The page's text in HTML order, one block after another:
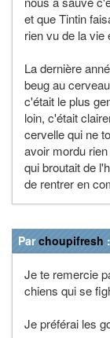
et que Tintin
rien vu de la vie
La dernière
beug au
c'était le plus
loin, c'était
cervelle qui ne
avoir mordu
qui broutait de
de rentrer en
Parchoupifresh
Je te remercie
chiens qui se
Je préférai les